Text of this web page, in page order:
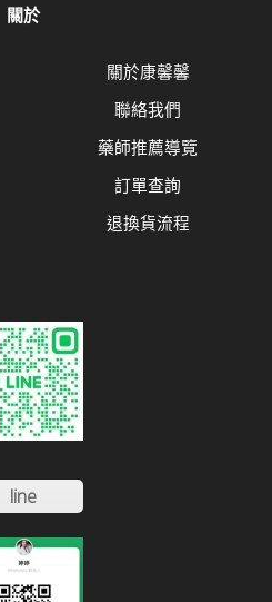
關於
關於康馨馨
聯絡我們
藥師推薦導覽
訂單查詢
退換貨流程
line